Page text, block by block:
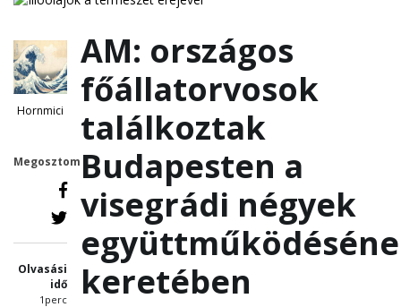
Hornmici
Megosztom
Olvasási
idő
1perc
AM: országos
főállatorvosok
találkoztak
Budapesten a
visegrádi négyek
keretében